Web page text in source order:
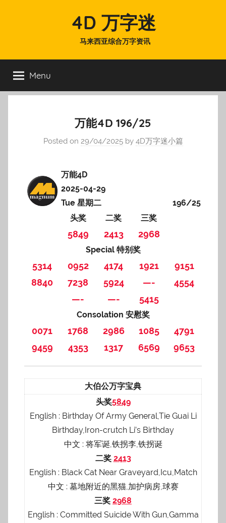
4D 万字迷
马来西亚综合万字资讯
Menu
万能4D 196/25
Posted on 29/04/2025by 4D万字迷小篇
万能4D
2025-04-29
Tue 星期二
196/25
头奖
二奖 三奖
5849 2413 2968
Special 特别奖
5314 0952 4174 1921
9151
8840
7238 5924 —-
4554
—-
—- 5415
Consolation 安慰奖
0071 1768 2986 1085
4791
9459
4353 1317 6569 9653
大伯公万字宝典
头奖5849
English : Birthday Of Army General,Tie Guai Li
Birthday,Iron-crutch Li’s Birthday
中文 : 将军诞,铁拐李,铁拐诞
二奖 2413
English : Black Cat Near Graveyard,Icu,Match
中文 : 墓地附近的黑猫,加护病房,球赛
三奖 2968
English : Committed Suicide With Gun,Gamma